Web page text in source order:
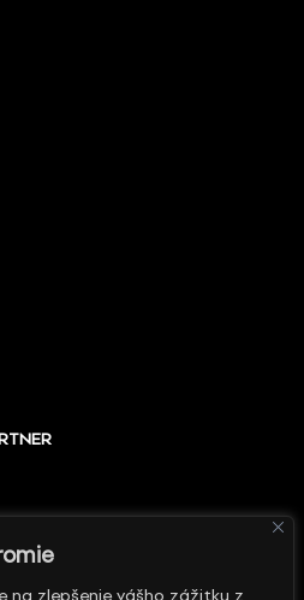
na zlepšenie vášho zážitku z